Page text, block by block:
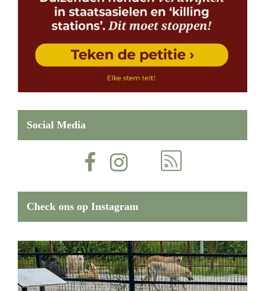
Social Media
Check ons op Instagram